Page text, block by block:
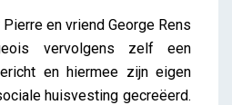
en vriend George Rens
vervolgens zelf een
en hiermee zijn eigen
huisvesting gecreëerd.